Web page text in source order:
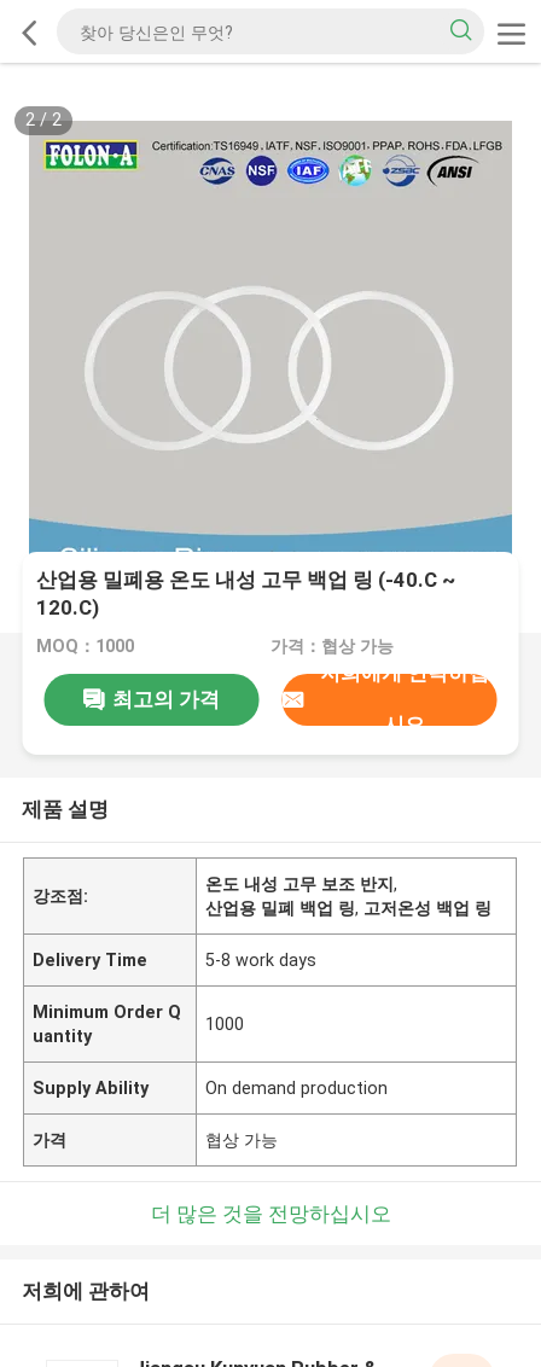
2/2
산업용 밀폐용 온도 내성 고무 백업 링 (-40.C ~
120.C)
MOQ：1000 가격：협상 가능
최고의 가격
저희에게 연락하십
시오
제품 설명
강조점:
온도 내성 고무 보조 반지,
산업용 밀폐 백업 링, 고저온성 백업 링
Delivery Time 5-8 work days
Minimum Order Q
uantity
1000
Supply Ability On demand production
가격 협상 가능
더 많은 것을 전망하십시오
저희에 관하여